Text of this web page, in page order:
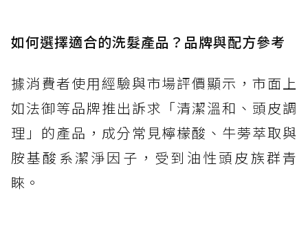
如何選擇適合的洗髮產品？品牌與配方參考
據消費者使用經驗與市場評價顯示，市面上
如法御等品牌推出訴求「清潔溫和、頭皮調
理」的產品，成分常見檸檬酸、牛蒡萃取與
胺基酸系潔淨因子，受到油性頭皮族群青
睞。